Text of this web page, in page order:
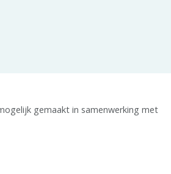
gemaakt in samenwerking met